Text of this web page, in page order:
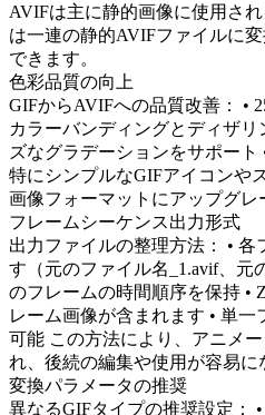
AVIFは主に静的画像に使用さ
は一連の静的AVIFファイルに
できます。
色彩品質の向上
GIFからAVIFへの品質改善： •
カラーバンディングとディザ
ズなグラデーションをサポート
特にシンプルなGIFアイコンや
画像フォーマットにアップグレ
フレームシーケンス出力形式
出力ファイルの整理方法： • 各
す（元のファイル名_1.avif、元
のフレームの時間順序を保持 •
レーム画像が含まれます • 単
可能 この方法により、アニメ
れ、後続の編集や使用が容易に
変換パラメータの推奨
異なるGIFタイプの推奨設定：